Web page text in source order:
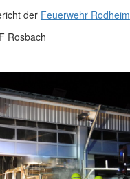
der Feuerwehr Rodheim
Rosbach